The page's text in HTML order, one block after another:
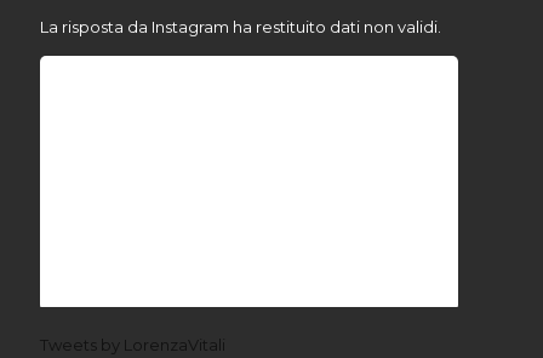
La risposta da Instagram ha restituito dati non validi.
Tweets by LorenzaVitali